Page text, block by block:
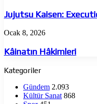
Execution
Jujutsu Kaisen:
Kâinatın
Ocak 8, 2026
Kâinatın Hâkimleri
Kategoriler
Gündem 2.093
Kültür Sanat 868